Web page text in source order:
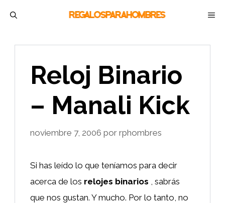
Reloj Binario
– Manali Kick
noviembre 7, 2006 por rphombres
Si has leído lo que teníamos para decir
acerca de los relojes binarios
, sabrás
que nos gustan. Y mucho. Por lo tanto, no